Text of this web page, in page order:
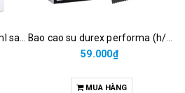
59.000₫
MUA HÀNG